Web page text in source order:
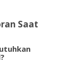
Saat